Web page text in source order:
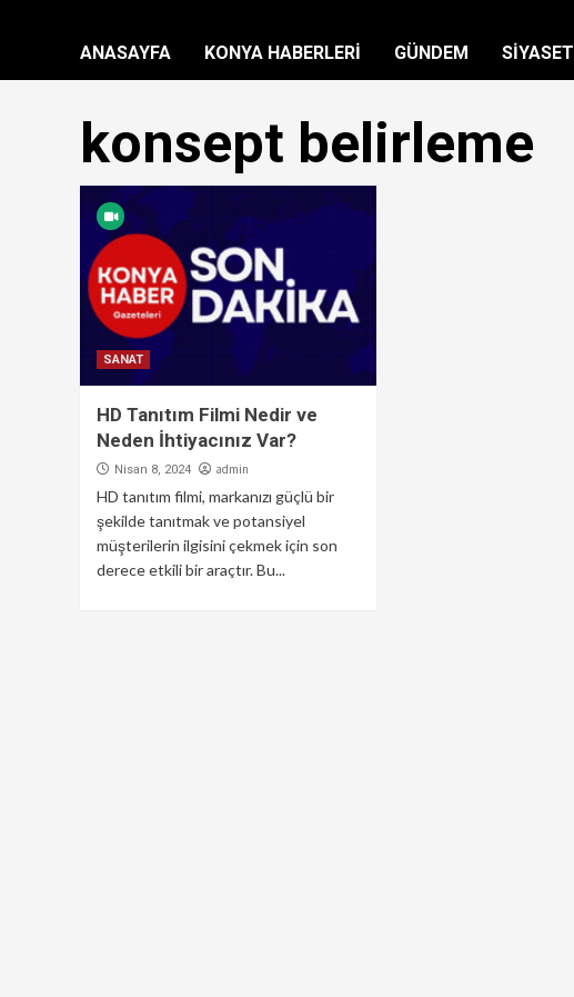
ANASAYFA KONYA HABERLERİ GÜNDEM SİYASET
konsept belirleme
SANAT
HD Tanıtım Filmi Nedir ve
Neden İhtiyacınız Var?
Nisan 8, 2024 admin
HD tanıtım filmi, markanızı güçlü bir
şekilde tanıtmak ve potansiyel
müşterilerin ilgisini çekmek için son
derece etkili bir araçtır. Bu...